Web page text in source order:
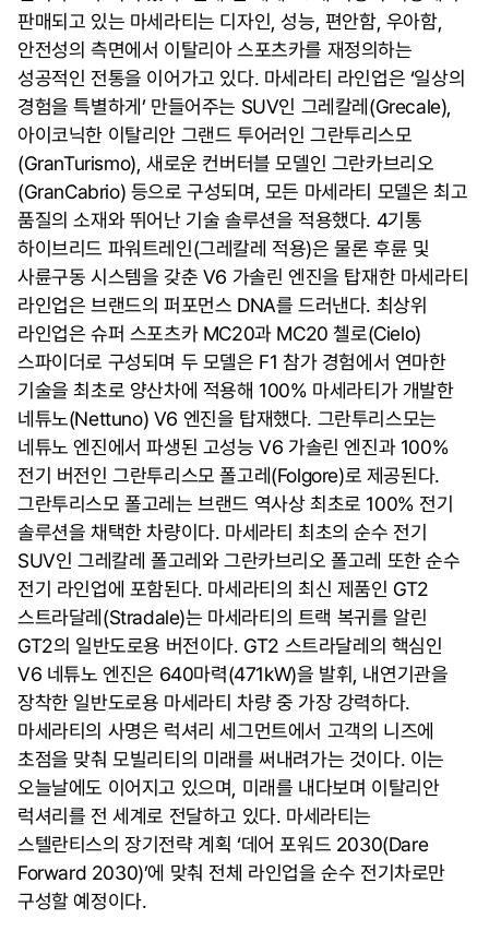
판매되고 있는 마세라티는 디자인, 성능, 편안함, 우아함,
안전성의 측면에서 이탈리아 스포츠카를 재정의하는
성공적인 전통을 이어가고 있다. 마세라티 라인업은 ‘일상의
경험을 특별하게’ 만들어주는 SUV인 그레칼레(Grecale),
아이코닉한 이탈리안 그랜드 투어러인 그란투리스모
(GranTurismo), 새로운 컨버터블 모델인 그란카브리오
(GranCabrio) 등으로 구성되며, 모든 마세라티 모델은 최고
품질의 소재와 뛰어난 기술 솔루션을 적용했다. 4기통
하이브리드 파워트레인(그레칼레 적용)은 물론 후륜 및
사륜구동 시스템을 갖춘 V6 가솔린 엔진을 탑재한 마세라티
라인업은 브랜드의 퍼포먼스 DNA를 드러낸다. 최상위
라인업은 슈퍼 스포츠카 MC20과 MC20 첼로(Cielo)
스파이더로 구성되며 두 모델은 F1 참가 경험에서 연마한
기술을 최초로 양산차에 적용해 100% 마세라티가 개발한
네튜노(Nettuno) V6 엔진을 탑재했다. 그란투리스모는
네튜노 엔진에서 파생된 고성능 V6 가솔린 엔진과 100%
전기 버전인 그란투리스모 폴고레(Folgore)로 제공된다.
그란투리스모 폴고레는 브랜드 역사상 최초로 100% 전기
솔루션을 채택한 차량이다. 마세라티 최초의 순수 전기
SUV인 그레칼레 폴고레와 그란카브리오 폴고레 또한 순수
전기 라인업에 포함된다. 마세라티의 최신 제품인 GT2
스트라달레(Stradale)는 마세라티의 트랙 복귀를 알린
GT2의 일반도로용 버전이다. GT2 스트라달레의 핵심인
V6 네튜노 엔진은 640마력(471kW)을 발휘, 내연기관을
장착한 일반도로용 마세라티 차량 중 가장 강력하다.
마세라티의 사명은 럭셔리 세그먼트에서 고객의 니즈에
초점을 맞춰 모빌리티의 미래를 써내려가는 것이다. 이는
오늘날에도 이어지고 있으며, 미래를 내다보며 이탈리안
럭셔리를 전 세계로 전달하고 있다. 마세라티는
스텔란티스의 장기전략 계획 ‘데어 포워드 2030(Dare
Forward 2030)’에 맞춰 전체 라인업을 순수 전기차로만
구성할 예정이다.